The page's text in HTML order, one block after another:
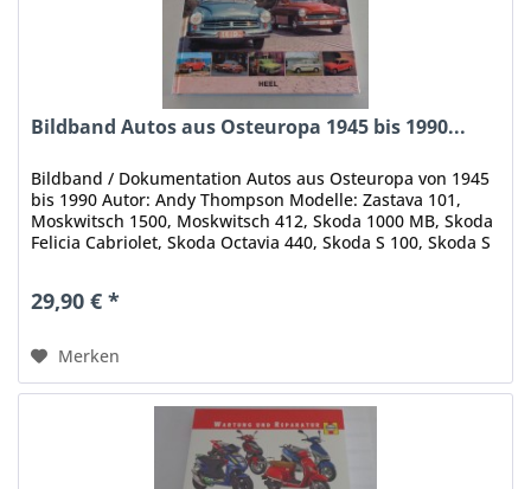
Bildband Autos aus Osteuropa 1945 bis 1990...
Bildband / Dokumentation Autos aus Osteuropa von 1945
bis 1990 Autor: Andy Thompson Modelle: Zastava 101,
Moskwitsch 1500, Moskwitsch 412, Skoda 1000 MB, Skoda
Felicia Cabriolet, Skoda Octavia 440, Skoda S 100, Skoda S
29,90 € *
Merken